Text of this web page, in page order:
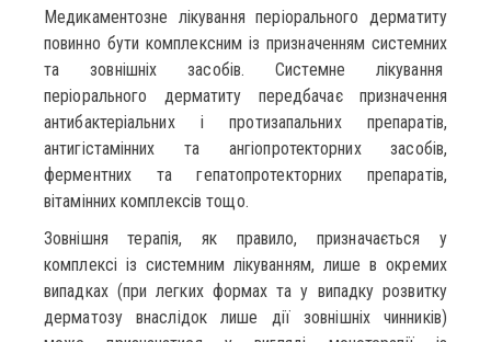
Медикаментозне лікування періорального дерматиту
повинно бути комплексним із призначенням системних
та зовнішніх засобів. Системне лікування
періорального дерматиту передбачає призначення
антибактеріальних і протизапальних препаратів,
антигістамінних та ангіопротекторних засобів,
ферментних та гепатопротекторних препаратів,
вітамінних комплексів тощо.
Зовнішня терапія, як правило, призначається у
комплексі із системним лікуванням, лише в окремих
випадках (при легких формах та у випадку розвитку
дерматозу внаслідок лише дії зовнішніх чинників)